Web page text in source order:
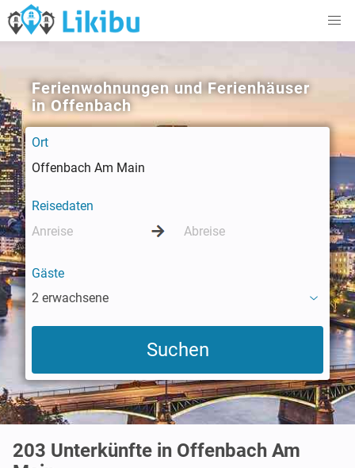
Ferienwohnungen und Ferienhäuser
in Offenbach
Ort
Reisedaten
Gäste
2 erwachsene
203 Unterkünfte in Offenbach Am